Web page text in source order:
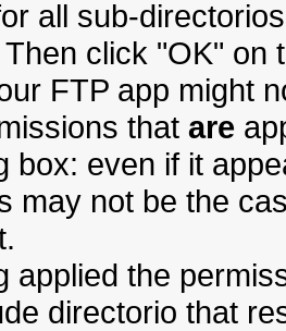
all sub-
click "OK" on
FTP app might
that are
box: even if it
may not be the
applied the
directorio that